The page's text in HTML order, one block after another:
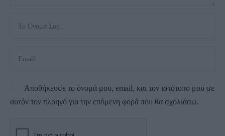
Αποθήκευσε το όνομά μου, email, και τον ιστότοπο μου σε
αυτόν τον πλοηγό για την επόμενη φορά που θα σχολιάσω.